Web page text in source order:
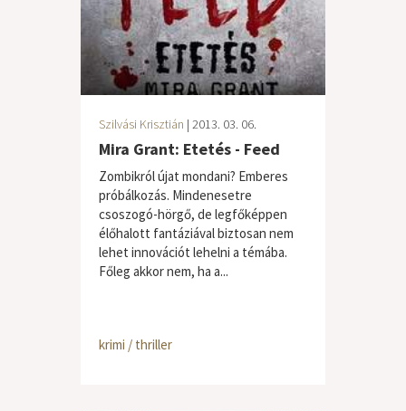
Szilvási Krisztián | 2013. 03. 06.
Mira Grant: Etetés - Feed
Zombikról újat mondani? Emberes
próbálkozás. Mindenesetre
csoszogó-hörgő, de legfőképpen
élőhalott fantáziával biztosan nem
lehet innovációt lehelni a témába.
Főleg akkor nem, ha a...
krimi / thriller